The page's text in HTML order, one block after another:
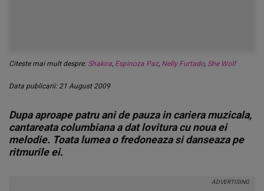
Citeste mai mult despre: Shakira, Espinoza Paz, Nelly Furtado, She Wolf
Data publicarii: 21 August 2009
Dupa aproape patru ani de pauza in cariera muzicala,
cantareata columbiana a dat lovitura cu noua ei
melodie. Toata lumea o fredoneaza si danseaza pe
ritmurile ei.